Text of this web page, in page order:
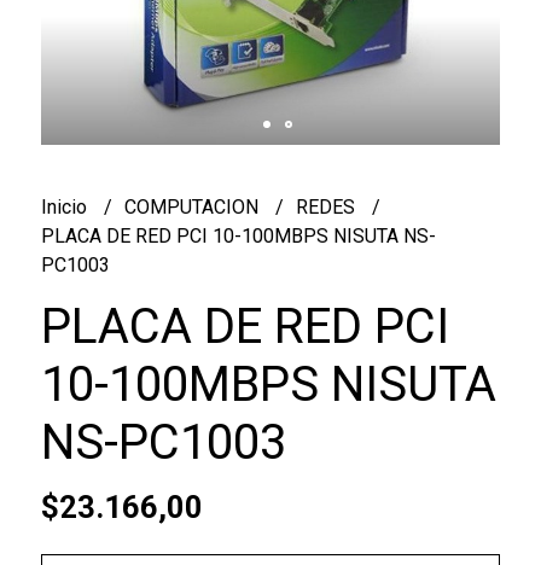
Inicio COMPUTACION
REDES
PLACA DE RED PCI 10-100MBPS NISUTA NS-
PC1003
PLACA DE RED PCI
10-100MBPS NISUTA
NS-PC1003
$23.166,00